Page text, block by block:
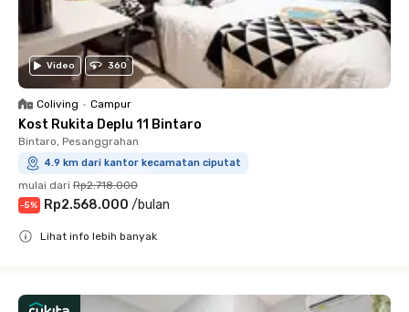
Video 360
Coliving • Campur
Kost Rukita Deplu 11 Bintaro
Bintaro, Pesanggrahan
4.9 km dari kantor kecamatan ciputat
mulai dari Rp2.718.000
-5% Rp2.568.000 /bulan
Lihat info lebih banyak